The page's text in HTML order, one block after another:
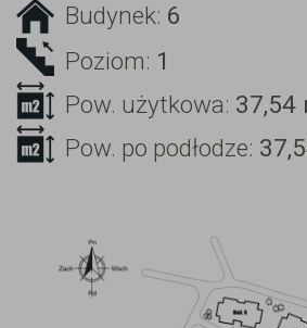
Budynek: 6
Poziom: 1
Pow. użytkowa: 37,54
Pow. po podłodze: